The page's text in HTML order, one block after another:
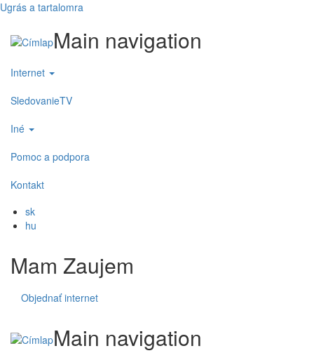
Ugrás a tartalomra
Main navigation
Internet
SledovanieTV
Iné
Pomoc a podpora
Kontakt
sk
hu
Mam Zaujem
Objednať internet
Main navigation